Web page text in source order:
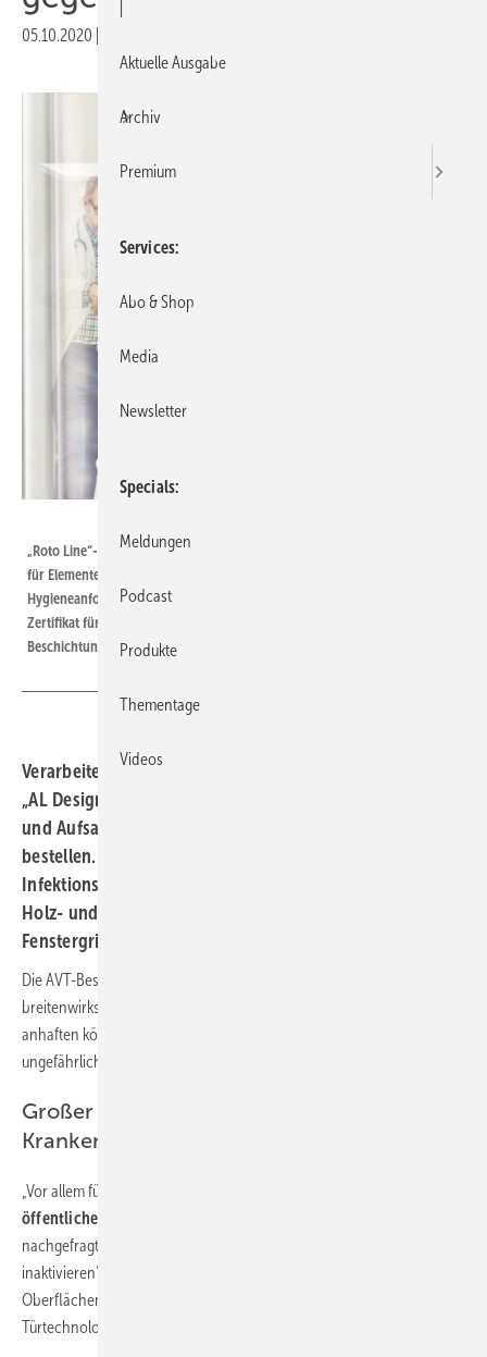
05.10.2020
„Roto Line“-Fenstergriffe mit der Beschichtung „Roto AVT“ können auch
für Elemente eingesetzt werden, die für Räume mit hohen
Hygieneanforderungen vorgesehen sind. Fensterhersteller erhalten ein
Zertifikat für ihre Unterlagen, das die Wirksamkeit der aufpreispflichtigen
Beschichtung bestätigt.
Verarbeiter der Roto-DK-Beschlagprogramme „AL“ oder
„AL Designo“ können ab sofort „Roto Line“-Fenstergriffe
und Aufsatzgetriebe mit einer antiviralen Beschichtung
bestellen. Das Risiko einer Schmierinfektion und neuer
Infektionsketten wird so deutlich reduziert. Auch für
Holz- und Kunststofffenster können antivirale
Fenstergriffe bereitgestellt werden.
Die AVT-Beschichtung („Antiviral Technology“) sei nachweislich
breitenwirksam gegen
anhaften könnten. „Roto AVT“ macht sie inaktiv und damit
ungefährlich.
Großer Anwendungsbereich:
Krankenhäuser und Seniorenheime
„Vor allem für
öffentliche Gebäude
nachgefragt, die Krankheitserreger wie Bakterien und Viren
inaktivieren“, berichtet Dr. Gregor Stößer, Leiter
Oberflächentechnologie bei der Roto Frank Fenster- und
Türtechnologie GmbH.
Aktuelle Ausgabe
Archiv
Premium
Services
Abo & Shop
Media
Newsletter
Specials
Meldungen
Podcast
Produkte
Thementage
Videos